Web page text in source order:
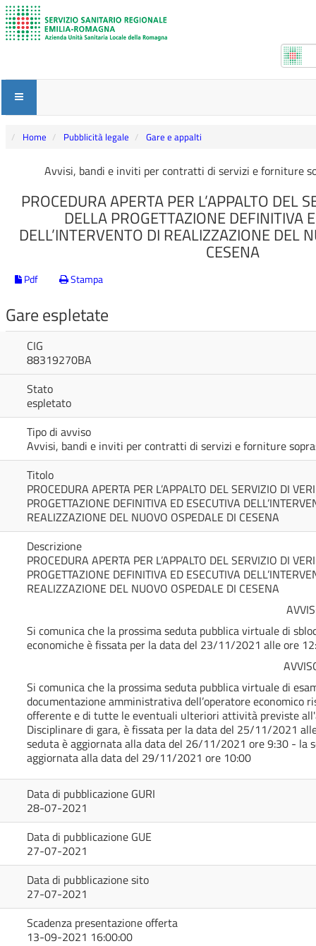
Home Pubblicità legale Gare e appalti
Avvisi, bandi e inviti per contratti di servizi e forniture
PROCEDURA APERTA PER L’APPALTO DEL
DELLA PROGETTAZIONE DEFINITIVA
DELL’INTERVENTO DI REALIZZAZIONE DEL
CESENA
Pdf Stampa
Gare espletate
CIG
88319270BA
Stato
espletato
Tipo di avviso
Avvisi, bandi e inviti per contratti di servizi e forniture
Titolo
PROCEDURA APERTA PER L’APPALTO DEL SERVIZIO DI
PROGETTAZIONE DEFINITIVA ED ESECUTIVA
REALIZZAZIONE DEL NUOVO OSPEDALE DI CESENA
Descrizione
PROCEDURA APERTA PER L’APPALTO DEL SERVIZIO DI
PROGETTAZIONE DEFINITIVA ED ESECUTIVA
REALIZZAZIONE DEL NUOVO OSPEDALE DI CESENA
Si comunica che la prossima seduta pubblica virtuale di
economiche è fissata per la data del 23/11/2021 alle ore
Si comunica che la prossima seduta pubblica virtuale di
documentazione amministrativa dell’operatore economico
offerente e di tutte le eventuali ulteriori attività previste
Disciplinare di gara, è fissata per la data del 25/11/2021
seduta è aggiornata alla data del 26/11/2021 ore 9:30 - la
aggiornata alla data del 29/11/2021 ore 10:00
Data di pubblicazione GURI
28-07-2021
Data di pubblicazione GUE
27-07-2021
Data di pubblicazione sito
27-07-2021
Scadenza presentazione offerta
13-09-2021 16:00:00